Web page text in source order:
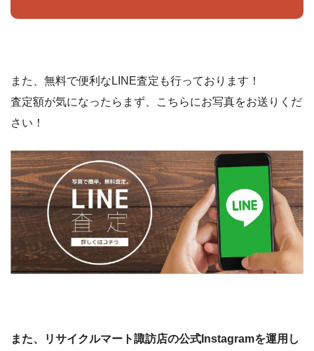
また、無料で便利なLINE査定も行っております！
査定額が気になったらまず、こちらにお写真をお送りくだ
さい！
また、リサイクルマート諏訪店の公式Instagramを運用し